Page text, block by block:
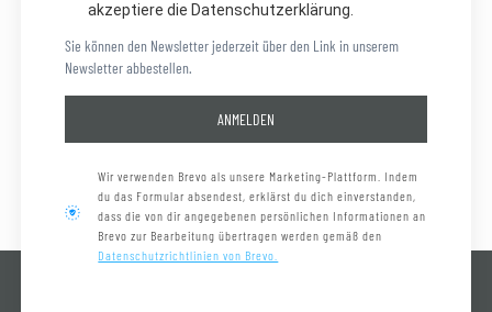
akzeptiere die Datenschutzerklärung.
Sie können den Newsletter jederzeit über den Link in unserem
Newsletter abbestellen.
ANMELDEN
Wir verwenden Brevo als unsere Marketing-Plattform. Indem
du das Formular absendest, erklärst du dich einverstanden,
dass die von dir angegebenen persönlichen Informationen an
Brevo zur Bearbeitung übertragen werden gemäß den
Datenschutzrichtlinien von Brevo.